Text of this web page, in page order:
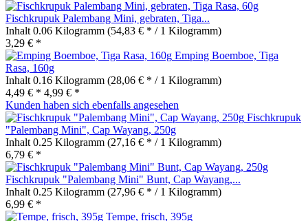
Fischkrupuk Palembang Mini, gebraten, Tiga...
Inhalt 0.06 Kilogramm (54,83 € * / 1 Kilogramm)
3,29 € *
Emping Boemboe, Tiga
Rasa, 160g
Inhalt 0.16 Kilogramm (28,06 € * / 1 Kilogramm)
4,49 € * 4,99 € *
Kunden haben sich ebenfalls angesehen
Fischkrupuk
"Palembang Mini", Cap Wayang, 250g
Inhalt 0.25 Kilogramm (27,16 € * / 1 Kilogramm)
6,79 € *
Fischkrupuk "Palembang Mini" Bunt, Cap Wayang,...
Inhalt 0.25 Kilogramm (27,96 € * / 1 Kilogramm)
6,99 € *
Tempe, frisch, 395g